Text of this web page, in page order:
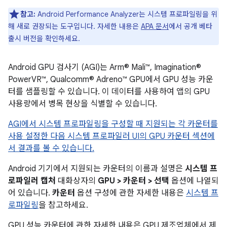
참고: Android Performance Analyzer는 시스템 프로파일링을 위
해 새로 권장되는 도구입니다. 자세한 내용은 APA 문서에서 공개 베타
출시 버전을 확인하세요.
Android GPU 검사기 (AGI)는 Arm® Mali™, Imagination®
PowerVR™, Qualcomm® Adreno™ GPU에서 GPU 성능 카운
터를 샘플링할 수 있습니다. 이 데이터를 사용하여 앱의 GPU
사용량에서 병목 현상을 식별할 수 있습니다.
AGI에서 시스템 프로파일링을 구성할 때 지원되는 각 카운터를
사용 설정한 다음 시스템 프로파일러 UI의 GPU 카운터 섹션에
서 결과를 볼 수 있습니다.
Android 기기에서 지원되는 카운터의 이름과 설명은 시스템 프
로파일러 캡처 대화상자의 GPU > 카운터 > 선택 옵션에 나열되
어 있습니다. 카운터 옵션 구성에 관한 자세한 내용은 시스템 프
로파일링을 참고하세요.